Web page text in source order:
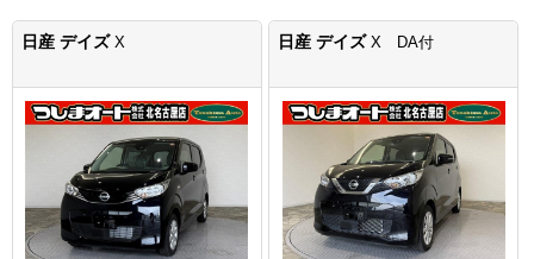
日産 デイズ X 日産 デイズX DA付